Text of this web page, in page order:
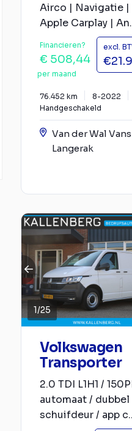
Airco | Navigatie |
Apple Carplay |
Financieren?
€ 508,44
per maand
excl.
76.452 km
8-2022
Handgeschakeld
Van der Wal Vans
Langerak
1/25
Volkswagen
Transporter
2.0 TDI L1H1 /
automaat / dubbel
schuifdeur / app